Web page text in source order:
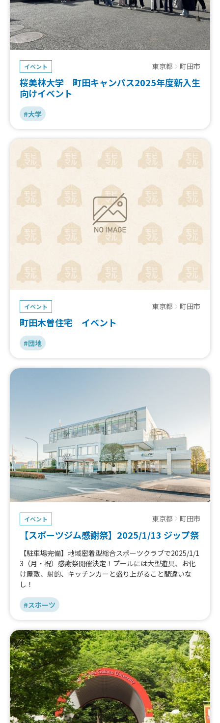
イベント 東京都 町田市
桜美林大学 町田キャンパス2025年度新入生
向けイベント
#大学
イベント 東京都 町田市
町田木曽住宅 イベント
#団地
イベント 東京都 町田市
【スポーツジム感謝祭】2025/1/13 ジップ祭
【駐車場完備】地域密着型総合スポーツクラブで2025/1/1
3（月・祝）感謝祭開催決定！プールには大型遊具、お化
け屋敷、射的、キッチンカーと盛り上がること間違いな
し！
#スポーツ